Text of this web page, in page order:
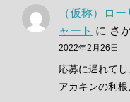
（仮称）ロ
ャート に さ
2022年2月26日
応募に遅れて
アカキンの利